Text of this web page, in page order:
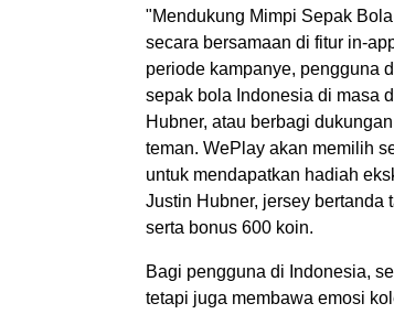
"Mendukung Mimpi Sepak
secara bersamaan di fitur in-
periode kampanye, pengguna
sepak bola Indonesia di masa
Hubner, atau berbagi
teman. WePlay akan memilih
untuk mendapatkan hadiah
Justin Hubner, jersey bertanda
serta bonus 600 koin.
Bagi pengguna di Indonesia,
tetapi juga membawa emosi